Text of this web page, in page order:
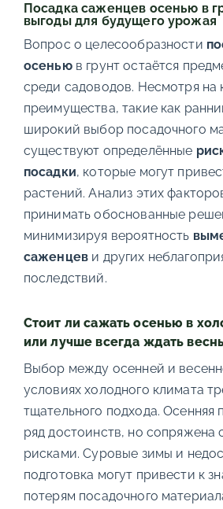
Посадка саженцев осенью в
выгоды для будущего урожая
Вопрос о целесообразности
осеньюв грунт остаётся
среди садоводов. Несмотря на
преимущества, такие как
широкий выбор посадочного
существуют определённые
посадки, которые могут
растений. Анализ этих
принимать обоснованные
минимизируя вероятность
саженцев и других
последствий.
Стоит ли сажать осенью в
или лучше всегда ждать
Выбор между осенней и
условиях холодного климата
тщательного подхода. Осенняя
ряд достоинств, но
рисками. Суровые зимы и
подготовка могут привести к
потерям посадочного